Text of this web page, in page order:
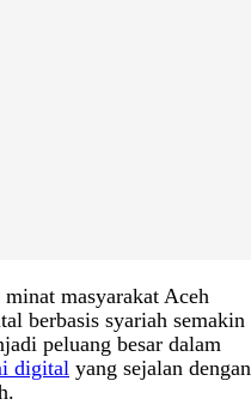
masyarakat Aceh
berbasis syariah semakin
peluang besar dalam
digital yang sejalan dengan